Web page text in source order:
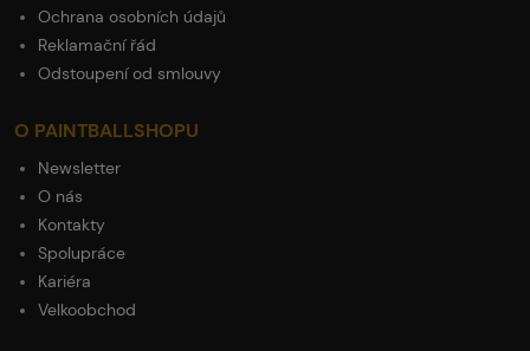
Ochrana osobních údajů
Reklamační řád
Odstoupení od smlouvy
O PAINTBALLSHOPU
Newsletter
O nás
Kontakty
Spolupráce
Kariéra
Velkoobchod